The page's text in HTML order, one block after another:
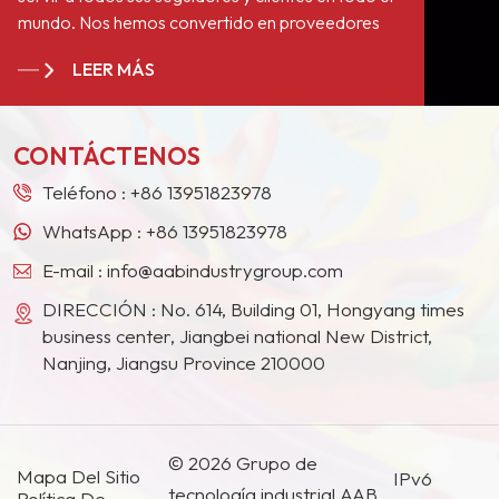
mundo. Nos hemos convertido en proveedores
la pintura en Europa, América del Norte, Oriente
Medio, el Sudeste Asiático, Japón, Corea del Sur y
LEER MÁS
CONTÁCTENOS
Teléfono : +86 13951823978
WhatsApp : +86 13951823978
E-mail : info@aabindustrygroup.com
DIRECCIÓN : No. 614, Building 01, Hongyang times
business center, Jiangbei national New District,
Nanjing, Jiangsu Province 210000
Mapa Del Sitio
© 2026 Grupo de
IPv6